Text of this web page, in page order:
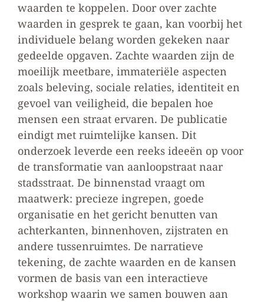
waarden te koppelen. Door over zachte
waarden in gesprek te gaan, kan voorbij het
individuele belang worden gekeken naar
gedeelde opgaven. Zachte waarden zijn de
moeilijk meetbare, immateriële aspecten
zoals beleving, sociale relaties, identiteit en
gevoel van veiligheid, die bepalen hoe
mensen een straat ervaren. De publicatie
eindigt met ruimtelijke kansen. Dit
onderzoek leverde een reeks ideeën op voor
de transformatie van aanloopstraat naar
stadsstraat. De binnenstad vraagt om
maatwerk: precieze ingrepen, goede
organisatie en het gericht benutten van
achterkanten, binnenhoven, zijstraten en
andere tussenruimtes. De narratieve
tekening, de zachte waarden en de kansen
vormen de basis van een interactieve
workshop waarin we samen bouwen aan